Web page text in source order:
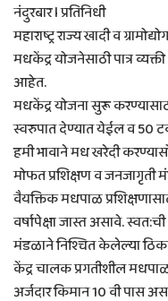
नंदुरबार l प्रतिनिधी
महाराष्ट्र राज्य खादी व
मधकेंद्र योजनेसाठी पात्र
आहेत.
मधकेंद्र योजना सुरू
स्वरुपात देण्यात येईल व 50
हमी भावाने मध खरेदी
मोफत प्रशिक्षण व जनजागृती
वैयक्तिक मधपाळ
वर्षापेक्षा जास्त असावे.
मंडळाने निश्चित केलेल्या
केंद्र चालक प्रगती‍शील
अर्जदार किमान 10 वी पास